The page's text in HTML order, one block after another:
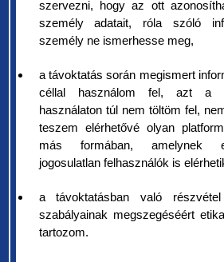
szervezni, hogy az ott
személy adatait, róla szóló
személy ne ismerhesse meg,
a távoktatás során megismert
céllal használom fel, azt a
használaton túl nem töltöm fel,
teszem elérhetővé olyan
más formában, amelynek
jogosulatlan felhasználók is
a távoktatásban való
szabályainak megszegéséért
tartozom.